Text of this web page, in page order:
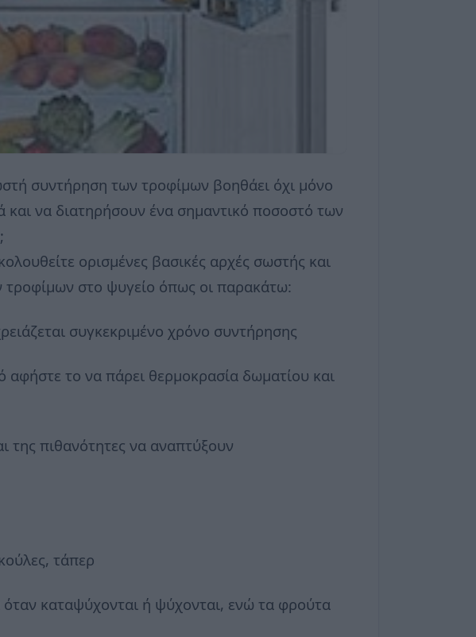
συντήρηση των τροφίμων βοηθάει όχι μόνο
να διατηρήσουν ένα σημαντικό ποσοστό των
ορισμένες βασικές αρχές σωστής και
στο ψυγείο όπως οι παρακάτω:
συγκεκριμένο χρόνο συντήρησης
αφήστε το να πάρει θερμοκρασία δωματίου και
της πιθανότητες να αναπτύξουν
τάπερ
καταψύχονται ή ψύχονται, ενώ τα φρούτα